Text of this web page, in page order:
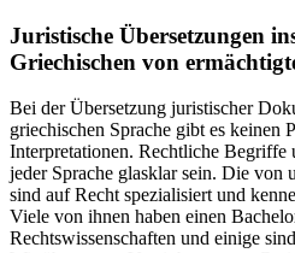
Juristische Übersetzungen
Griechischen von
Bei der Übersetzung juristischer
griechischen Sprache gibt es keinen
Interpretationen. Rechtliche Begriffe
jeder Sprache glasklar sein. Die von
sind auf Recht spezialisiert und
Viele von ihnen haben einen
Rechtswissenschaften und einige